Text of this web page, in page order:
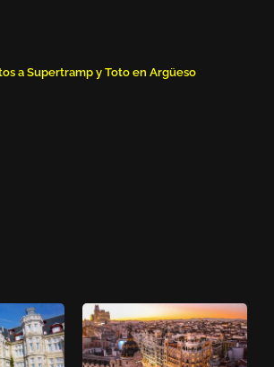
a Supertramp y Toto en Argüeso